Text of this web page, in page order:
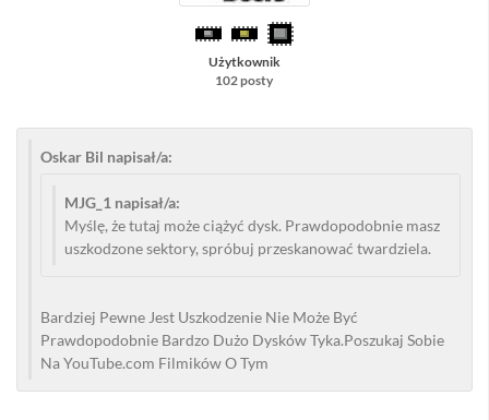
Użytkownik
102 posty
Oskar Bil napisał/a:
MJG_1 napisał/a:
Myślę, że tutaj może ciążyć dysk. Prawdopodobnie masz
uszkodzone sektory, spróbuj przeskanować twardziela.
Bardziej Pewne Jest Uszkodzenie Nie Może Być
Prawdopodobnie Bardzo Dużo Dysków Tyka.Poszukaj Sobie
Na YouTube.com Filmików O Tym